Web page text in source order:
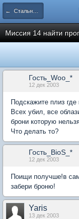
← Стальные братья
Миссия 14 найти
Гость_Woo_*
12 дек 2003
Подскажите плиз
Всех убил, все
брони которую
Что делать то?
Гость_BioS_*
12 дек 2003
Поищи получше!в
забери броню!
Yaris
13 дек 2003